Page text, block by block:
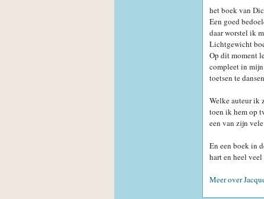
het boek van
Een goed
daar worstel ik
Lichtgewicht
Op dit moment
compleet in
toetsen te
Welke auteur ik
toen ik hem op
een van zijn
En een boek in
hart en heel
Meer over